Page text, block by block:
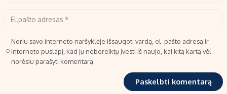
Noriu savo interneto naršyklėje išsaugoti vardą, el. pašto adresą ir
interneto puslapį, kad jų nebereiktų įvesti iš naujo, kai kitą kartą vėl
norėsiu parašyti komentarą.